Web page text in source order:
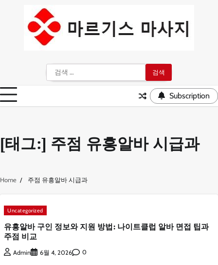
색:
Subscription
[태그:] 주점 유흥알바 시급과
Home 주점 유흥알바 시급과
Uncategorized
유흥알바 구인 정보와 지원 방법: 나이트클럽 알바 면접 팁과
주점 비교
Admin 6월 4, 2026 0